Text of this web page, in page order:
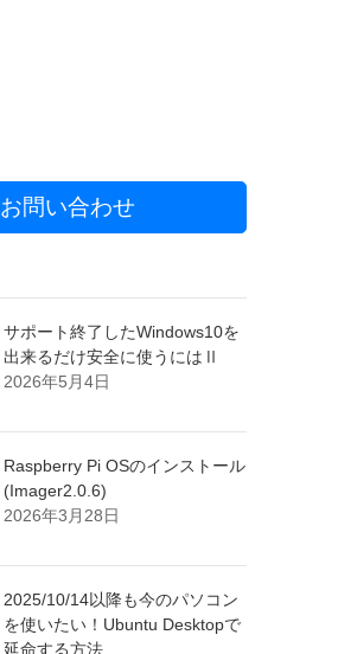
お問い合わせ
サポート終了したWindows10を
出来るだけ安全に使うにはⅡ
2026年5月4日
Raspberry Pi OSのインストール
(Imager2.0.6)
2026年3月28日
2025/10/14以降も今のパソコン
を使いたい！Ubuntu Desktopで
延命する方法